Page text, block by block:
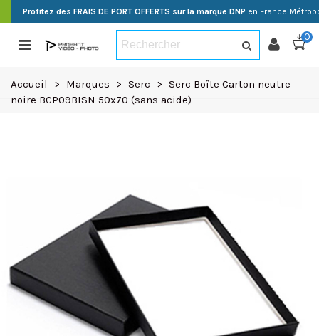
Profitez des FRAIS DE PORT OFFERTS sur la marque DNP en France
0
Accueil > Marques > Serc > Serc Boîte Carton neutre
noire BCP09BISN 50x70 (sans acide)